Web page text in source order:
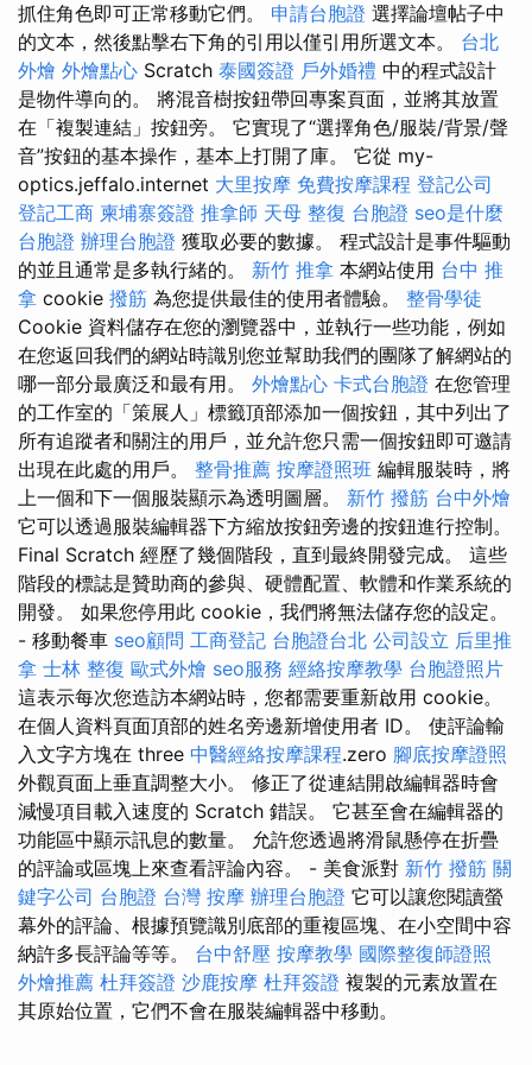
抓住角色即可正常移動它們。 申請台胞證 選擇論壇帖子中
的文本，然後點擊右下角的引用以僅引用所選文本。 台北
外燴 外燴點心 Scratch 泰國簽證 戶外婚禮 中的程式設計
是物件導向的。 將混音樹按鈕帶回專案頁面，並將其放置
在「複製連結」按鈕旁。 它實現了“選擇角色/服裝/背景/聲
音”按鈕的基本操作，基本上打開了庫。 它從 my-
optics.jeffalo.internet 大里按摩 免費按摩課程 登記公司
登記工商 柬埔寨簽證 推拿師 天母 整復 台胞證 seo是什麼
台胞證 辦理台胞證 獲取必要的數據。 程式設計是事件驅動
的並且通常是多執行緒的。 新竹 推拿 本網站使用 台中 推
拿 cookie 撥筋 為您提供最佳的使用者體驗。 整骨學徒
Cookie 資料儲存在您的瀏覽器中，並執行一些功能，例如
在您返回我們的網站時識別您並幫助我們的團隊了解網站的
哪一部分最廣泛和最有用。 外燴點心 卡式台胞證 在您管理
的工作室的「策展人」標籤頂部添加一個按鈕，其中列出了
所有追蹤者和關注的用戶，並允許您只需一個按鈕即可邀請
出現在此處的用戶。 整骨推薦 按摩證照班 編輯服裝時，將
上一個和下一個服裝顯示為透明圖層。 新竹 撥筋 台中外燴
它可以透過服裝編輯器下方縮放按鈕旁邊的按鈕進行控制。
Final Scratch 經歷了幾個階段，直到最終開發完成。 這些
階段的標誌是贊助商的參與、硬體配置、軟體和作業系統的
開發。 如果您停用此 cookie，我們將無法儲存您的設定。
- 移動餐車 seo顧問 工商登記 台胞證台北 公司設立 后里推
拿 士林 整復 歐式外燴 seo服務 經絡按摩教學 台胞證照片
這表示每次您造訪本網站時，您都需要重新啟用 cookie。
在個人資料頁面頂部的姓名旁邊新增使用者 ID。 使評論輸
入文字方塊在 three 中醫經絡按摩課程.zero 腳底按摩證照
外觀頁面上垂直調整大小。 修正了從連結開啟編輯器時會
減慢項目載入速度的 Scratch 錯誤。 它甚至會在編輯器的
功能區中顯示訊息的數量。 允許您透過將滑鼠懸停在折疊
的評論或區塊上來查看評論內容。 - 美食派對 新竹 撥筋 關
鍵字公司 台胞證 台灣 按摩 辦理台胞證 它可以讓您閱讀螢
幕外的評論、根據預覽識別底部的重複區塊、在小空間中容
納許多長評論等等。 台中舒壓 按摩教學 國際整復師證照
外燴推薦 杜拜簽證 沙鹿按摩 杜拜簽證 複製的元素放置在
其原始位置，它們不會在服裝編輯器中移動。